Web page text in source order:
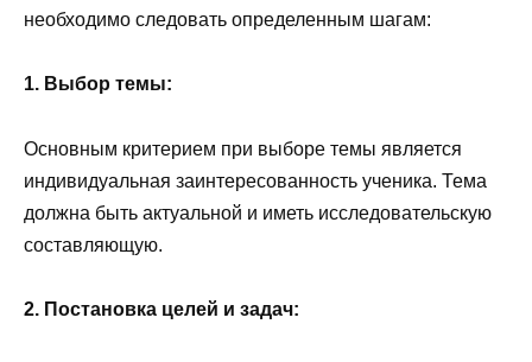
необходимо следовать определенным шагам:
1. Выбор темы:
Основным критерием при выборе темы является
индивидуальная заинтересованность ученика. Тема
должна быть актуальной и иметь исследовательскую
составляющую.
2. Постановка целей и задач: